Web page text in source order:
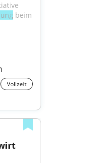
beim
Vollzeit